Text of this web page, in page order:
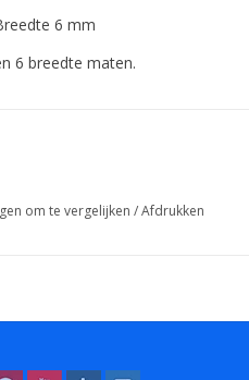
6 mm
6 breedte maten.
om te vergelijken /Afdrukken